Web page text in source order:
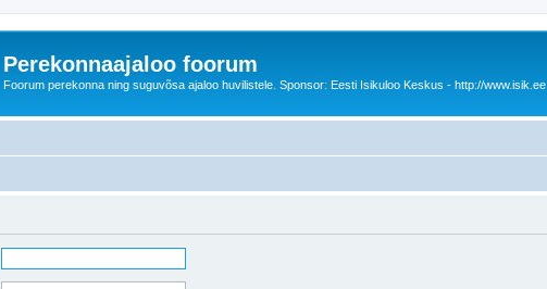
Perekonnaajaloo foorum
Foorum perekonna ning suguvõsa ajaloo huvilistele. Sponsor: Eesti Isikuloo Keskus - http://www.isik.ee